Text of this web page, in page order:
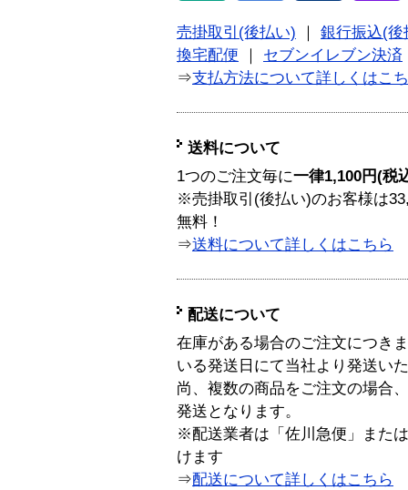
売掛取引(後払い)
銀行振込(後
換宅配便
セブンイレブン決済
⇒支払方法について詳しくはこ
送料について
1つのご注文毎に一律1,100円(税
※売掛取引(後払い)のお客様は
無料！
⇒送料について詳しくはこちら
配送について
在庫がある場合のご注文につき
いる発送日にて当社より発送い
尚、複数の商品をご注文の場合
発送となります。
※配送業者は「佐川急便」また
けます
⇒配送について詳しくはこちら